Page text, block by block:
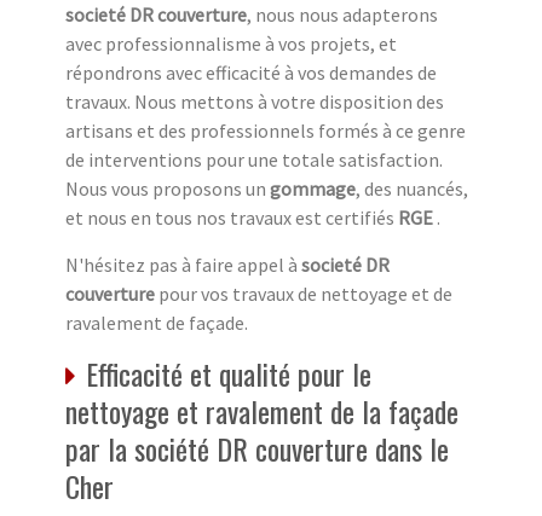
societé DR couverture, nous nous adapterons
avec professionnalisme à vos projets, et
répondrons avec efficacité à vos demandes de
travaux. Nous mettons à votre disposition des
artisans et des professionnels formés à ce genre
de interventions pour une totale satisfaction.
Nous vous proposons un gommage, des nuancés,
et nous en tous nos travaux est certifiés RGE .
N'hésitez pas à faire appel à societé DR
couverture pour vos travaux de nettoyage et de
ravalement de façade.
Efficacité et qualité pour le
nettoyage et ravalement de la façade
par la société DR couverture dans le
Cher